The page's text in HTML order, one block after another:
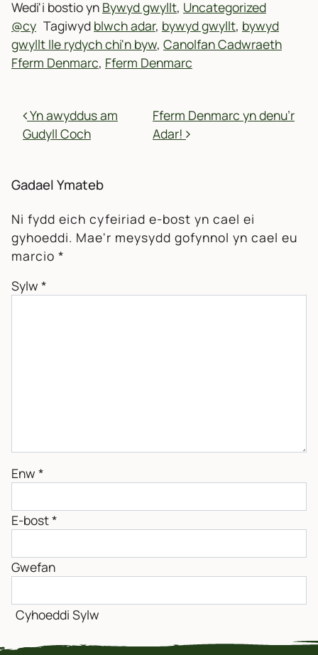
Wedi'i bostio yn Bywyd gwyllt, Uncategorized
@cy Tagiwyd blwch adar, bywyd gwyllt, bywyd
gwyllt lle rydych chi'n byw, Canolfan Cadwraeth
Fferm Denmarc, Fferm Denmarc
MORDWYO POSTIADAU
Yn awyddus am
Gudyll Coch
Fferm Denmarc yn denu’r
Adar!
Gadael Ymateb
Ni fydd eich cyfeiriad e-bost yn cael ei
gyhoeddi. Mae'r meysydd gofynnol yn cael eu
marcio *
Sylw *
Enw *
E-bost*
Gwefan